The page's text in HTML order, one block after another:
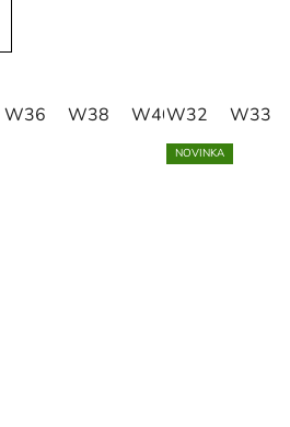
W36 W38 W40 W41
W32 W33
NOVINKA